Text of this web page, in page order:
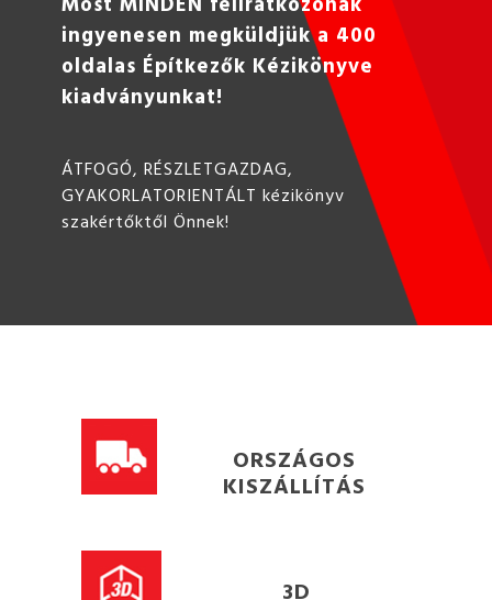
ingyenesen megküldjük a 400
oldalas Építkezők Kézikönyve
kiadványunkat!
ÁTFOGÓ, RÉSZLETGAZDAG,
GYAKORLATORIENTÁLT kézikönyv
szakértőktől Önnek!
ORSZÁGOS
KISZÁLLÍTÁS
3D